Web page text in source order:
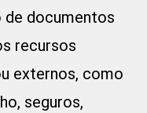
de documentos
recursos
externos, como
seguros,